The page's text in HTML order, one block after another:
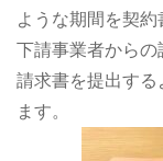
ような期間を契約
下請事業者からの
請求書を提出す
ます。